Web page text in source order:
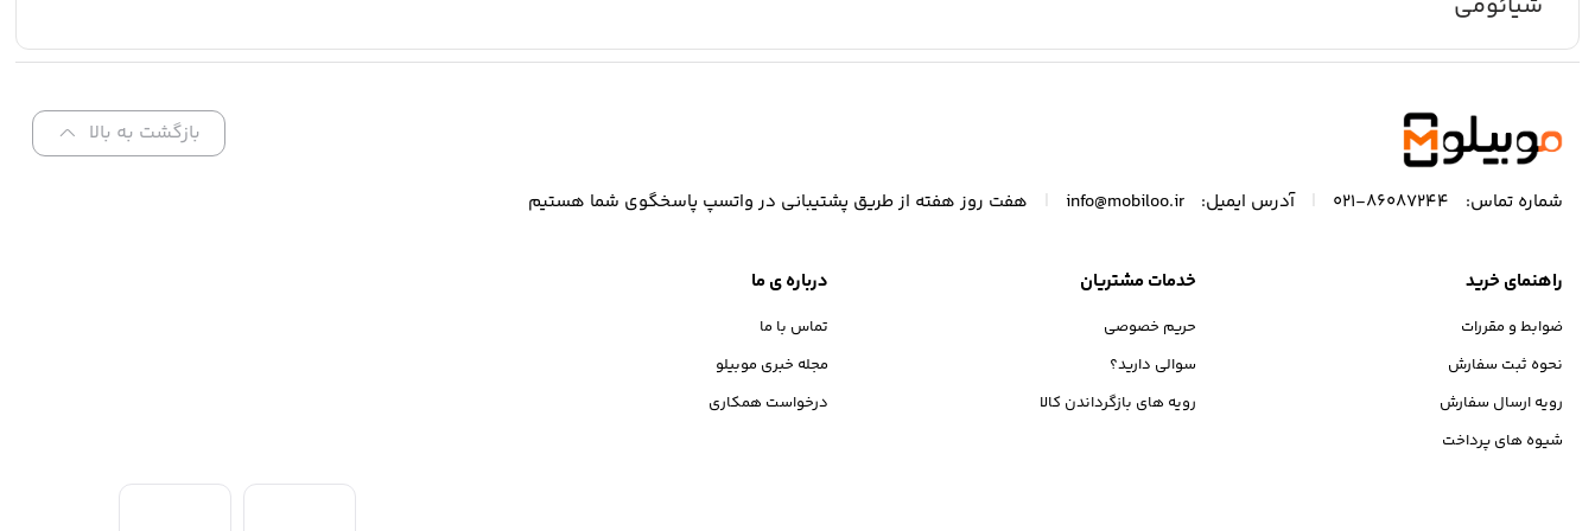
بازگشت به بالا
شماره تماس: 86087244-021 آدرس ایمیل: info@mobiloo.ir هفت روز هفته از طریق پشتیبانی در واتسپ پاسخگوی شما هستیم
راهنمای خرید
ضوابط و مقررات
نحوه ثبت سفارش
رویه ارسال سفارش
شیوه های پرداخت
خدمات مشتریان
حریم خصوصی
سوالی دارید؟
رویه های بازگرداندن کالا
درباره ی ما
تماس با ما
مجله خبری موبیلو
درخواست همکاری